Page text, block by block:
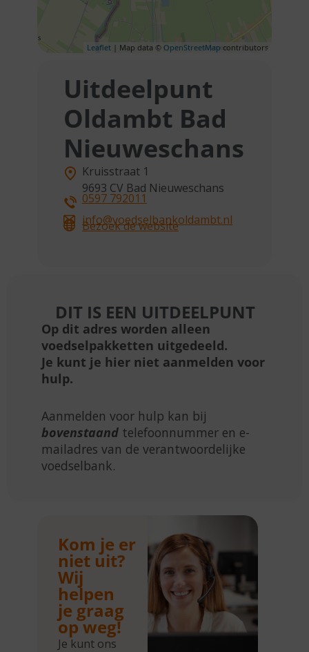
Leaflet | Map data © OpenStreetMap contributors
Uitdeelpunt
Oldambt Bad
Nieuweschans
Kruisstraat 1
9693 CV Bad Nieuweschans
0597 792011
info@voedselbankoldambt.nl
Bezoek de website
DIT IS EEN UITDEELPUNT
Op dit adres worden alleen
voedselpakketten uitgedeeld.
Je kunt je hier niet aanmelden voor
hulp.
Aanmelden voor hulp kan bij
bovenstaand telefoonnummer en e-
mailadres van de verantwoordelijke
voedselbank.
Kom je er
niet uit?
Wij
helpen
je graag
op weg!
Je kunt ons